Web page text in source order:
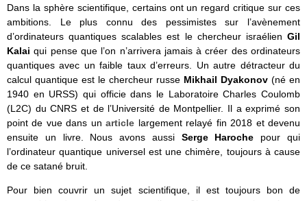
Dans la sphère scientifique, certains ont un regard critique sur ces
ambitions. Le plus connu des pessimistes sur l’avènement
d’ordinateurs quantiques scalables est le chercheur israélien Gil
Kalaiqui pense que l’on n’arrivera jamais à créer des ordinateurs
quantiques avec un faible taux d’erreurs. Un autre détracteur du
calcul quantique est le chercheur russe Mikhail Dyakonov (né en
1940 en URSS) qui officie dans le Laboratoire Charles Coulomb
(L2C) du CNRS et de l’Université de Montpellier. Il a exprimé son
point de vue dans unarticle largement relayé fin 2018 et devenu
ensuite un livre. Nous avons aussi Serge Haroche pour qui
l’ordinateur quantique universel est une chimère, toujours à cause
de ce satané bruit.
Pour bien couvrir un sujet scientifique, il est toujours bon de